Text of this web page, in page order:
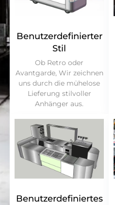
Benutzerdefinierter
Stil
Ob Retro oder
Avantgarde, Wir zeichnen
uns durch die mühelose
Lieferung stilvoller
Anhänger aus.
Benutzerdefiniertes